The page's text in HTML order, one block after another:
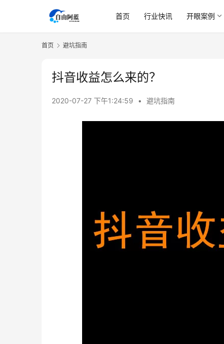
首页 行业快讯 开眼案例
首页 避坑指南
抖音收益怎么来的？
2020-07-27 下午1:24:59 • 避坑指南